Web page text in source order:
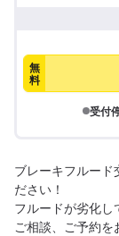
無
料
受付
ブレーキフルー
ださい！
フルードが劣化し
ご相談、ご予約を